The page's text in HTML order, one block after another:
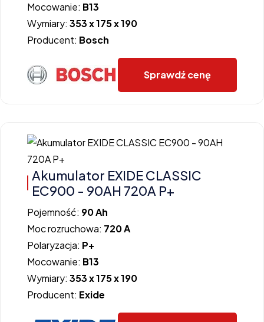
Mocowanie: B13
Wymiary: 353 x 175 x 190
Producent: Bosch
Sprawdź cenę
Akumulator EXIDE CLASSIC
EC900 - 90AH 720A P+
Pojemność: 90 Ah
Moc rozruchowa: 720 A
Polaryzacja: P+
Mocowanie: B13
Wymiary: 353 x 175 x 190
Producent: Exide